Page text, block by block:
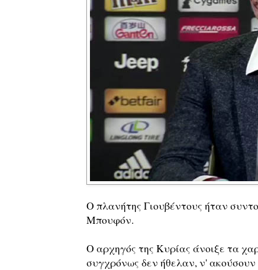
Ο πλανήτης Γιουβέντους ήταν
Μπουφόν.
Ο αρχηγός της Κυρίας άνοιξε τα
συγχρόνως δεν ήθελαν, ν' ακούσουν